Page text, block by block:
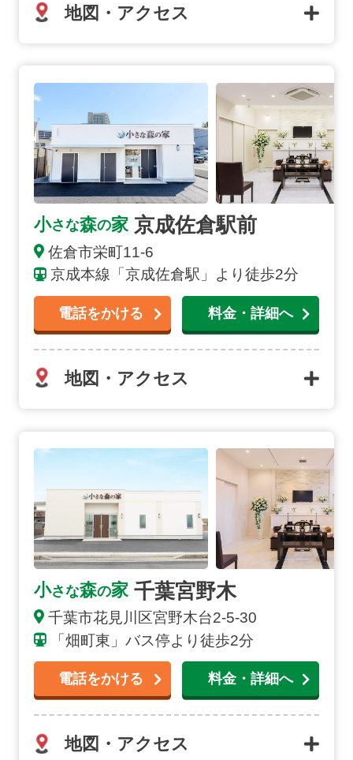
地図・アクセス
小さな森の家 京成佐倉駅前
佐倉市栄町11-6
京成本線「京成佐倉駅」より徒歩2分
電話をかける 料金・詳細へ
地図・アクセス
小さな森の家 千葉宮野木
千葉市花見川区宮野木台2-5-30
「畑町東」バス停より徒歩2分
電話をかける 料金・詳細へ
地図・アクセス